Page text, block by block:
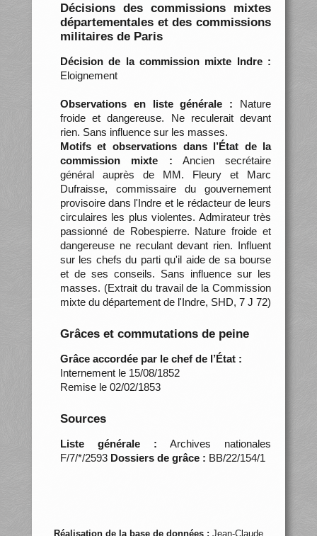
Décisions des commissions mixtes
départementales et des commissions
militaires de Paris
Décision de la commission mixte Indre :
Eloignement
Observations en liste générale : Nature
froide et dangereuse. Ne reculerait devant
rien. Sans influence sur les masses.
Motifs et observations dans l’État de la
commission mixte : Ancien secrétaire
général auprès de MM. Fleury et Marc
Dufraisse, commissaire du gouvernement
provisoire dans l'Indre et le rédacteur de leurs
circulaires les plus violentes. Admirateur très
passionné de Robespierre. Nature froide et
dangereuse ne reculant devant rien. Influent
sur les chefs du parti qu'il aide de sa bourse
et de ses conseils. Sans influence sur les
masses. (Extrait du travail de la Commission
mixte du département de l'Indre, SHD, 7 J 72)
Grâces et commutations de peine
Grâce accordée par le chef de l’État :
Internement le 15/08/1852
Remise le 02/02/1853
Sources
Liste générale : Archives nationales
F/7/*/2593 Dossiers de grâce : BB/22/154/1
Réalisation de la base de données : Jean-Claude